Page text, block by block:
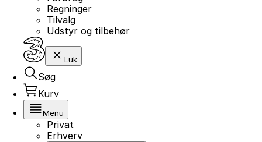
Regninger
Tilvalg
Udstyr og tilbehør
Luk
Søg
Kurv
Menu
Privat
Erhverv